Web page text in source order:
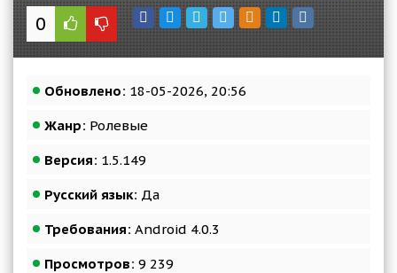
0
Обновлено: 18-05-2026, 20:56
Жанр: Ролевые
Версия: 1.5.149
Русский язык: Да
Требования: Android 4.0.3
Просмотров: 9 239